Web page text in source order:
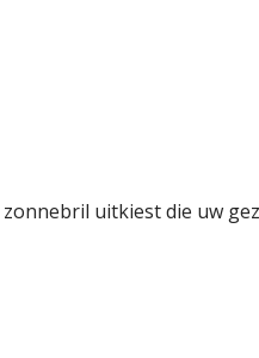
uitkiest die uw